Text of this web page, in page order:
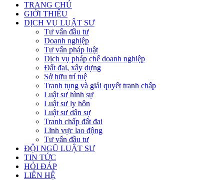
TRANG CHỦ
GIỚI THIỆU
DỊCH VỤ LUẬT SƯ
Tư vấn đầu tư
Doanh nghiệp
Tư vấn pháp luật
Dịch vụ pháp chế doanh nghiệp
Đất đai, xây dựng
Sở hữu trí tuệ
Tranh tụng và giải quyết tranh chấp
Luật sư hình sự
Luật sư ly hôn
Luật sư dân sự
Tranh chấp đất đai
Lĩnh vực lao động
Tư vấn đầu tư
ĐỘI NGŨ LUẬT SƯ
TIN TỨC
HỎI ĐÁP
LIÊN HỆ